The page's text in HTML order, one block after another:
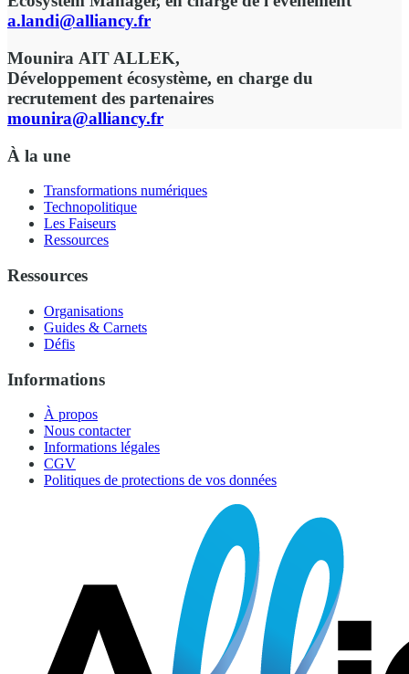
a.landi@alliancy.fr
Mounira AIT ALLEK,
Développement écosystème, en charge du
recrutement des partenaires
mounira@alliancy.fr
À la une
Transformations numériques
Technopolitique
Les Faiseurs
Ressources
Ressources
Organisations
Guides & Carnets
Défis
Informations
À propos
Nous contacter
Informations légales
CGV
Politiques de protections de vos données